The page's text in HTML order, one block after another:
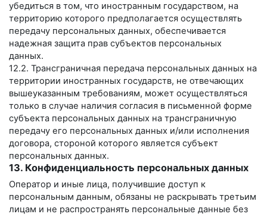
убедиться в том, что иностранным государством, на
территорию которого предполагается осуществлять
передачу персональных данных, обеспечивается
надежная защита прав субъектов персональных
данных.
12.2. Трансграничная передача персональных данных на
территории иностранных государств, не отвечающих
вышеуказанным требованиям, может осуществляться
только в случае наличия согласия в письменной форме
субъекта персональных данных на трансграничную
передачу его персональных данных и/или исполнения
договора, стороной которого является субъект
персональных данных.
13. Конфиденциальность персональных данных
Оператор и иные лица, получившие доступ к
персональным данным, обязаны не раскрывать третьим
лицам и не распространять персональные данные без